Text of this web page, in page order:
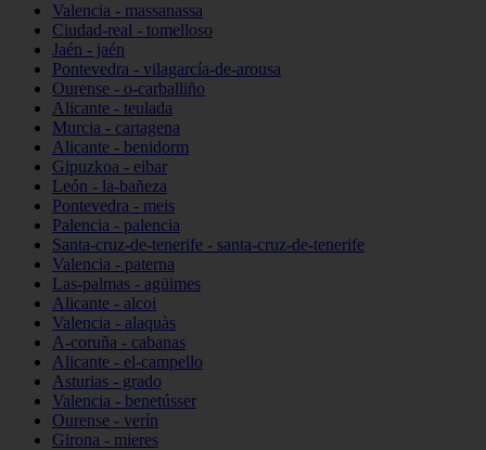
Valencia - massanassa
Ciudad-real - tomelloso
Jaén - jaén
Pontevedra - vilagarcía-de-arousa
Ourense - o-carballiño
Alicante - teulada
Murcia - cartagena
Alicante - benidorm
Gipuzkoa - eibar
León - la-bañeza
Pontevedra - meis
Palencia - palencia
Santa-cruz-de-tenerife - santa-cruz-de-tenerife
Valencia - paterna
Las-palmas - agüimes
Alicante - alcoi
Valencia - alaquàs
A-coruña - cabanas
Alicante - el-campello
Asturias - grado
Valencia - benetússer
Ourense - verín
Girona - mieres